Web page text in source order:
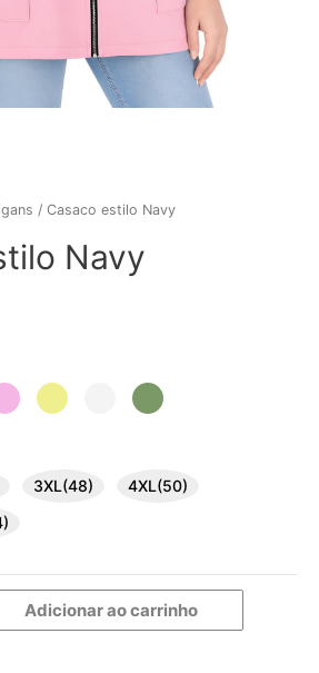
/ Casaco estilo Navy
Navy
3XL(48)
4XL(50)
Adicionar ao carrinho